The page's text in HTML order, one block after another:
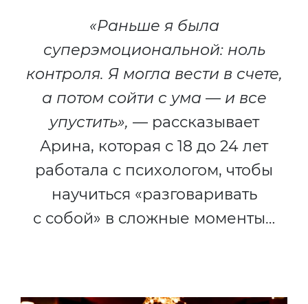
«Раньше я была
суперэмоциональной: ноль
контроля. Я могла вести в счете,
а потом сойти с ума — и все
упустить», — рассказывает
Арина, которая с 18 до 24 лет
работала с психологом, чтобы
научиться «разговаривать
с собой» в сложные моменты…